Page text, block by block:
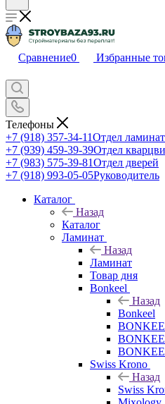
Сравнение0 Избранные
Телефоны
+7 (918) 357-34-11Отдел
+7 (939) 459-39-39Отдел
+7 (983) 575-39-81Отдел дверей
+7 (918) 993-05-05Руководитель
Каталог
Назад
Каталог
Ламинат
Назад
Ламинат
Товар дня
Bonkeel
Назад
Bonkeel
Swiss Krono
Назад
Swiss